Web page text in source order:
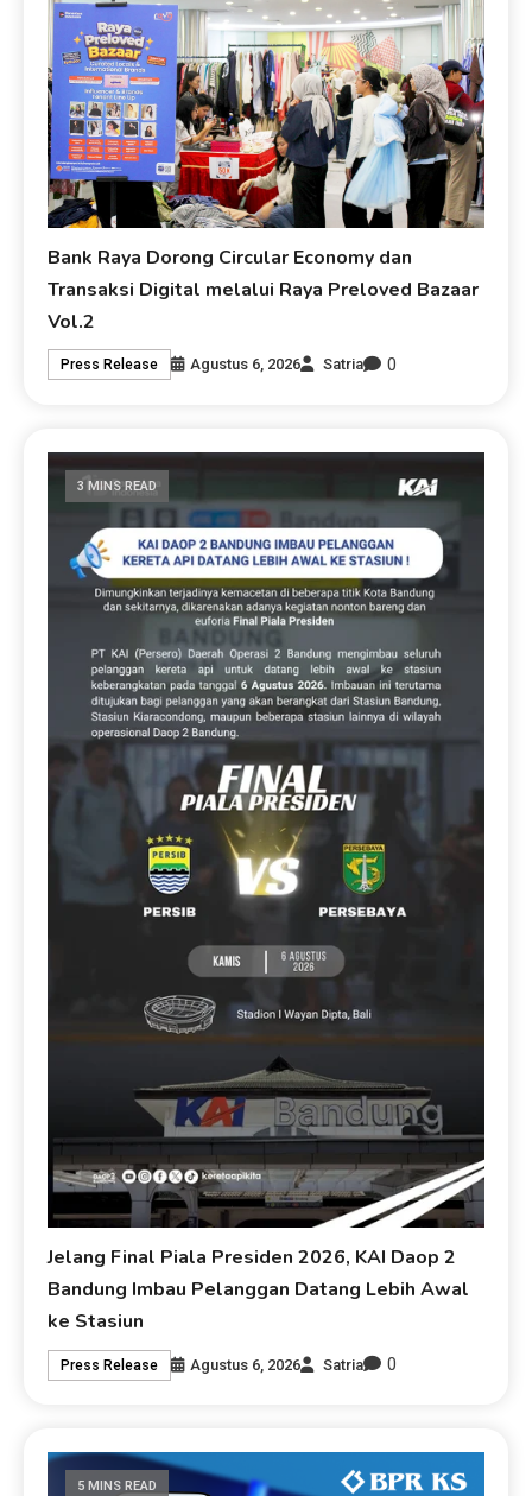
Bank Raya Dorong Circular Economy dan
Transaksi Digital melalui Raya Preloved Bazaar
Vol.2
Press Release Agustus 6, 2026 Satria 0
3 MINS READ
Jelang Final Piala Presiden 2026, KAI Daop 2
Bandung Imbau Pelanggan Datang Lebih Awal
ke Stasiun
Press Release Agustus 6, 2026 Satria 0
5 MINS READ